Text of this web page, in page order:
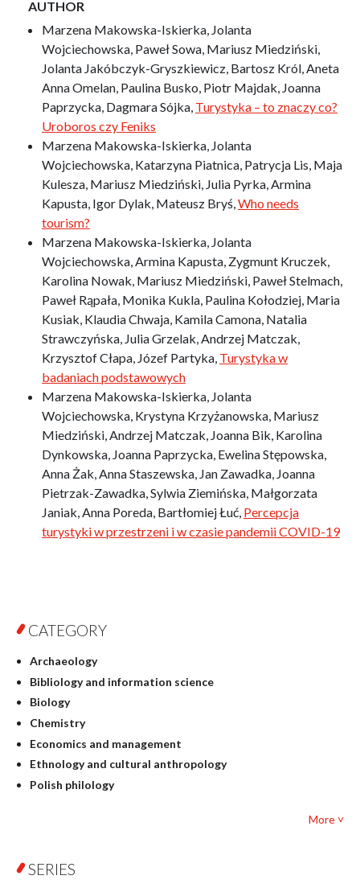
AUTHOR
Marzena Makowska-Iskierka, Jolanta
Wojciechowska, Paweł Sowa, Mariusz Miedziński,
Jolanta Jakóbczyk-Gryszkiewicz, Bartosz Król, Aneta
Anna Omelan, Paulina Busko, Piotr Majdak, Joanna
Paprzycka, Dagmara Sójka, Turystyka – to znaczy co?
Uroboros czy Feniks
Marzena Makowska-Iskierka, Jolanta
Wojciechowska, Katarzyna Piatnica, Patrycja Lis, Maja
Kulesza, Mariusz Miedziński, Julia Pyrka, Armina
Kapusta, Igor Dylak, Mateusz Bryś, Who needs
tourism?
Marzena Makowska-Iskierka, Jolanta
Wojciechowska, Armina Kapusta, Zygmunt Kruczek,
Karolina Nowak, Mariusz Miedziński, Paweł Stelmach,
Paweł Rąpała, Monika Kukla, Paulina Kołodziej, Maria
Kusiak, Klaudia Chwaja, Kamila Camona, Natalia
Strawczyńska, Julia Grzelak, Andrzej Matczak,
Krzysztof Cłapa, Józef Partyka, Turystyka w
badaniach podstawowych
Marzena Makowska-Iskierka, Jolanta
Wojciechowska, Krystyna Krzyżanowska, Mariusz
Miedziński, Andrzej Matczak, Joanna Bik, Karolina
Dynkowska, Joanna Paprzycka, Ewelina Stępowska,
Anna Żak, Anna Staszewska, Jan Zawadka, Joanna
Pietrzak-Zawadka, Sylwia Ziemińska, Małgorzata
Janiak, Anna Poreda, Bartłomiej Łuć, Percepcja
turystyki w przestrzeni i w czasie pandemii COVID-19
CATEGORY
Archaeology
Bibliology and information science
Biology
Chemistry
Economics and management
Ethnology and cultural anthropology
Polish philology
Geography
More ˅
SERIES